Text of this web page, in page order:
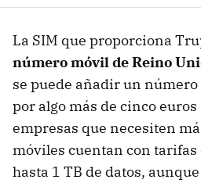
La SIM que proporciona
número móvil de Reino
se puede añadir un número
por algo más de cinco euros
empresas que necesiten
móviles cuentan con tarifas
hasta 1 TB de datos,